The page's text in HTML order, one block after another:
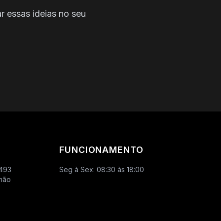
essas ideias no seu
FUNCIONAMENTO
Seg à Sex: 08:30 às 18:00